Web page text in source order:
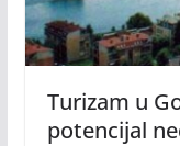
Turizam u
potencijal